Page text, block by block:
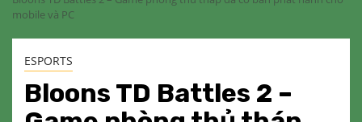
mobile và PC
ESPORTS
Bloons TD Battles 2 –